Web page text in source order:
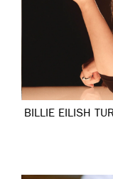
BILLIE EILISH